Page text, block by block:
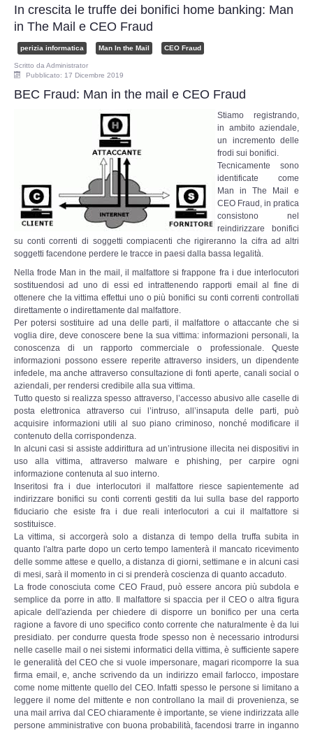
In crescita le truffe dei bonifici home banking: Man
in The Mail e CEO Fraud
perizia informatica Man In the Mail CEO Fraud
Scritto da Administrator
Pubblicato: 17 Dicembre 2019
BEC Fraud: Man in the mail e CEO Fraud
Stiamo registrando,
in ambito aziendale,
un incremento delle
frodi sui bonifici.
Tecnicamente sono
identificate come
Man in The Mail e
CEO Fraud, in pratica
consistono nel
reindirizzare bonifici
su conti correnti di soggetti compiacenti che rigireranno la cifra ad altri
soggetti facendone perdere le tracce in paesi dalla bassa legalità.
Nella frode Man in the mail, il malfattore si frappone fra i due interlocutori
sostituendosi ad uno di essi ed intrattenendo rapporti email al fine di
ottenere che la vittima effettui uno o più bonifici su conti correnti controllati
direttamente o indirettamente dal malfattore.
Per potersi sostituire ad una delle parti, il malfattore o attaccante che si
voglia dire, deve conoscere bene la sua vittima: informazioni personali, la
conoscenza di un rapporto commerciale o professionale. Queste
informazioni possono essere reperite attraverso insiders, un dipendente
infedele, ma anche attraverso consultazione di fonti aperte, canali social o
aziendali, per rendersi credibile alla sua vittima.
Tutto questo si realizza spesso attraverso, l’accesso abusivo alle caselle di
posta elettronica attraverso cui l’intruso, all’insaputa delle parti, può
acquisire informazioni utili al suo piano criminoso, nonché modificare il
contenuto della corrispondenza.
In alcuni casi si assiste addirittura ad un’intrusione illecita nei dispositivi in
uso alla vittima, attraverso malware e phishing, per carpire ogni
informazione contenuta al suo interno.
Inseritosi fra i due interlocutori il malfattore riesce sapientemente ad
indirizzare bonifici su conti correnti gestiti da lui sulla base del rapporto
fiduciario che esiste fra i due reali interlocutori a cui il malfattore si
sostituisce.
La vittima, si accorgerà solo a distanza di tempo della truffa subita in
quanto l'altra parte dopo un certo tempo lamenterà il mancato ricevimento
delle somme attese e quello, a distanza di giorni, settimane e in alcuni casi
di mesi, sarà il momento in ci si prenderà coscienza di quanto accaduto.
La frode conosciuta come CEO Fraud, può essere ancora più subdola e
semplice da porre in atto. Il malfattore si spaccia per il CEO o altra figura
apicale dell'azienda per chiedere di disporre un bonifico per una certa
ragione a favore di uno specifico conto corrente che naturalmente è da lui
presidiato. per condurre questa frode spesso non è necessario introdursi
nelle caselle mail o nei sistemi informatici della vittima, è sufficiente sapere
le generalità del CEO che si vuole impersonare, magari ricomporre la sua
firma email, e, anche scrivendo da un indirizzo email farlocco, impostare
come nome mittente quello del CEO. Infatti spesso le persone si limitano a
leggere il nome del mittente e non controllano la mail di provenienza, se
una mail arriva dal CEO chiaramente è importante, se viene indirizzata alle
persone amministrative con buona probabilità, facendosi trarre in inganno